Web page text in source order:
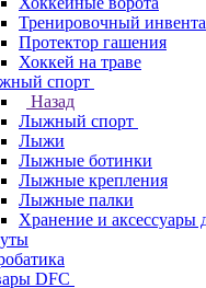
Тренировочный
Протектор гашения
Хоккей на траве
спорт
Назад
Лыжный спорт
Лыжи
Лыжные ботинки
Лыжные крепления
Лыжные палки
Хранение и аксессуары
DFC